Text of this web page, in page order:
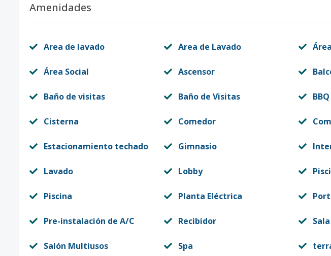
Amenidades
Area de lavado Area de Lavado
Área Social Ascensor
Baño de visitas Baño de Visitas BBQ
Cisterna Comedor
Estacionamiento techado Gimnasio
Lavado Lobby
Piscina Planta Eléctrica
Pre-instalación de A/C Recibidor Sala
Salón Multiusos Spa